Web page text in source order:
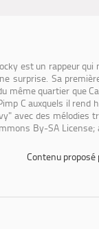
est un rappeur qui
surprise. Sa
même quartier que
C auxquels il rend
avec des mélodies
By-SA License;
Contenu proposé